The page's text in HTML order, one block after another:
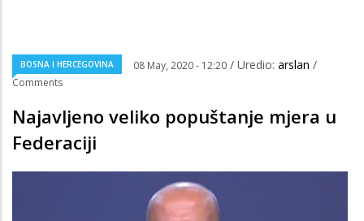
BOSNA I HERCEGOVINA 08 May, 2020 - 12:20 / Uredio: arslan /
Comments
Najavljeno veliko popuštanje mjera u
Federaciji